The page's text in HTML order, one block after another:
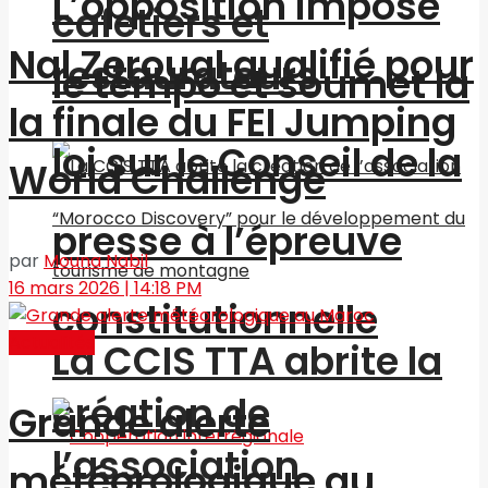
cafetiers et
restaurateurs
La CCIS TTA abrite la
création de
l’association
le tempo et soumet la
loi sur le Conseil de la
presse à l’épreuve
constitutionnelle
Nal Zeroual qualifié pour
la finale du FEI Jumping
World Challenge
par Mouna Nabil
16 mars 2026 | 14:18 PM
Grande alerte